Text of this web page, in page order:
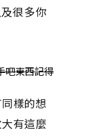
很多你
吧東西記得
樣的想
有這麼